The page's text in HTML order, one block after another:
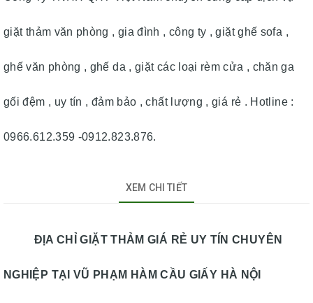
giặt thảm văn phòng , gia đình , công ty , giặt ghế sofa ,
ghế văn phòng , ghế da , giặt các loại rèm cửa , chăn ga
gối đệm , uy tín , đảm bảo , chất lượng , giá rẻ . Hotline :
0966.612.359 -0912.823.876.
XEM CHI TIẾT
ĐỊA CHỈ GIẶT THẢM GIÁ RẺ UY TÍN CHUYÊN
NGHIỆP TẠI VŨ PHẠM HÀM CẦU GIẤY HÀ NỘI